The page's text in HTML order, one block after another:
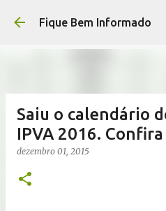
Pular para o
Fique Bem Informado
Saiu o calendário
IPVA 2016. Confira
dezembro 01, 2015